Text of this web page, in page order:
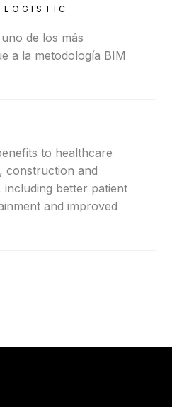
de los más
a la metodología BIM
to healthcare
construction and
better patient
and improved